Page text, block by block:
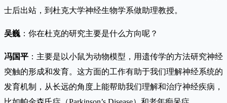
士后出站，到杜克大学神经生物学系做助理教授。
吴巍 ：你在杜克的研究主要是什么方向呢？
冯国平 ：主要是以小鼠为动物模型，用遗传学的方法研究神经
突触的形成和发育。这方面的工作有助于我们理解神经系统的
发育机制，从长远的角度上能帮助我们理解和治疗神经疾病，